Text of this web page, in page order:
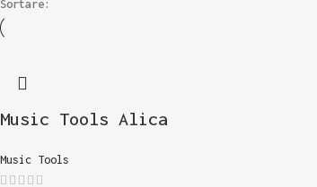
Sortare:
Music Tools Alica
Music Tools